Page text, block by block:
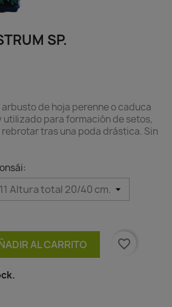
SP.
arbusto de hoja perenne o caduca
utilizado para formación de setos,
tras una poda drástica. Sin
AL CARRITO favorite_border